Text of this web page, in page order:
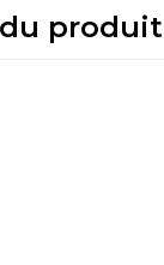
produit